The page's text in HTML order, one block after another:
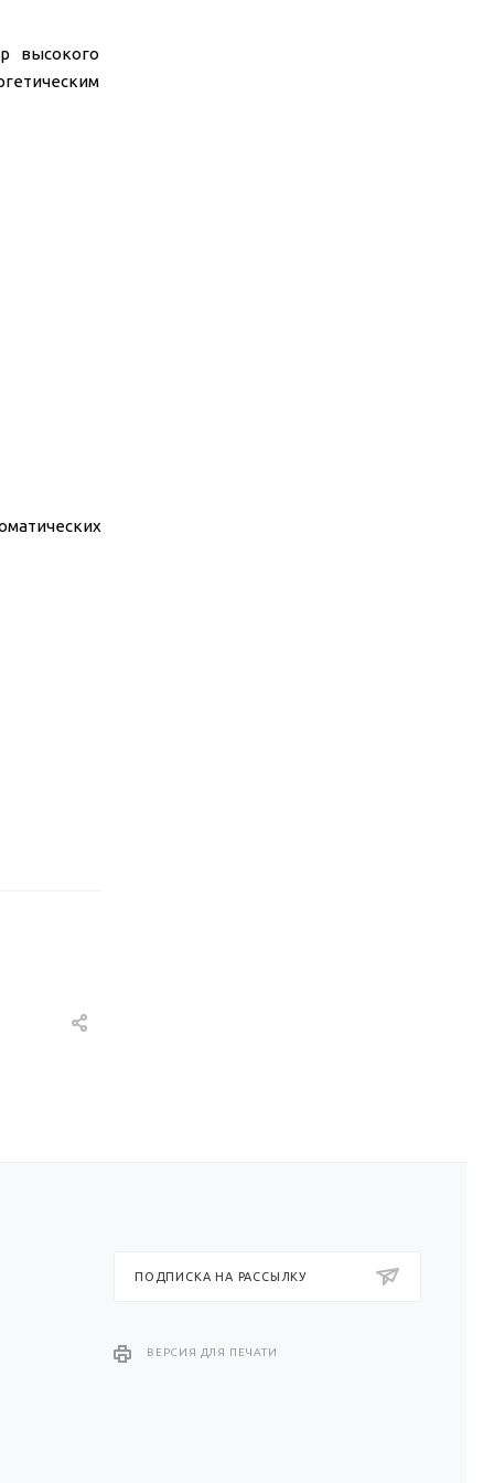
высокого
ПОДПИСКА НА РАССЫЛКУ
ВЕРСИЯ ДЛЯ ПЕЧАТИ